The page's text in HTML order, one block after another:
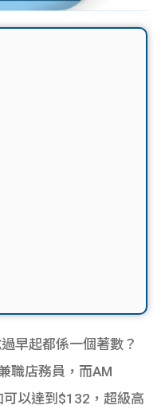
早起都係一個著數？
職店務員，而AM
以達到 $132，超級高